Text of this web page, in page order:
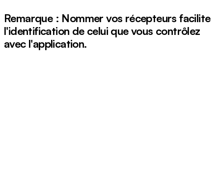
Remarque : Nommer vos récepteurs facilite
l'identification de celui que vous contrôlez
avec l'application.